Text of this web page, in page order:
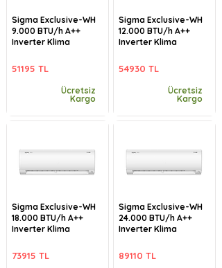
Sigma Exclusive-WH
9.000 BTU/h A++
Inverter Klima
51195 TL
Ücretsiz
Kargo
Sigma Exclusive-WH
18.000 BTU/h A++
Inverter Klima
73915 TL
Sigma Exclusive-WH
12.000 BTU/h A++
Inverter Klima
54930 TL
Ücretsiz
Kargo
Sigma Exclusive-WH
24.000 BTU/h A++
Inverter Klima
89110 TL